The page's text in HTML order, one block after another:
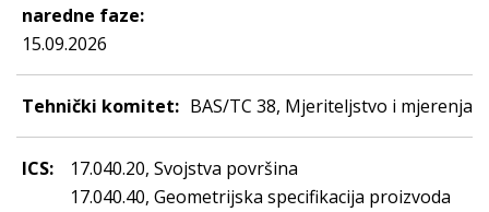
naredne faze:
15.09.2026
Tehnički komitet: BAS/TC 38, Mjeriteljstvo i mjerenja
ICS:
17.040.20, Svojstva površina
17.040.40, Geometrijska specifikacija proizvoda